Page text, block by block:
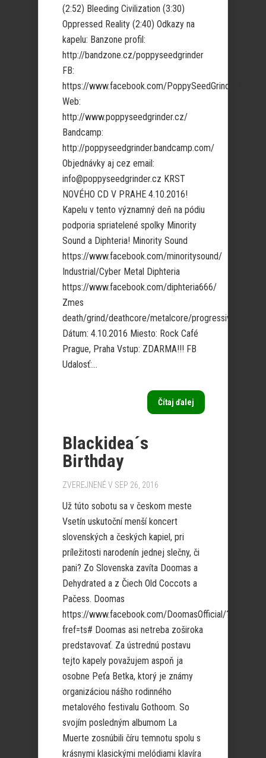
(2:52) Bleeding Civilization (3:30)
Oppressed Reality (2:40) Odkazy na
kapelu: Banzone profil:
http://bandzone.cz/poppyseedgrinder
FB:
https://www.facebook.com/PoppySeedGrinder/
Web:
http://www.poppyseedgrinder.cz/
Bandcamp:
http://poppyseedgrinder.bandcamp.com/
Objednávky aj cez email:
info@poppyseedgrinder.cz KRST
NOVÉHO CD V PRAHE 4.10.2016!
Kapelu v tento významný deň na pódiu
podporia spriatelené spolky Minority
Sound a Diphteria! Minority Sound
https://www.facebook.com/minoritysound/
Industrial/Cyber Metal Diphteria
https://www.facebook.com/diphteria666/
Zmes
death/grind/deathcore/metalcore/progressive
Dátum: 4.10.2016 Miesto: Rock Café
Prague, Praha Vstup: ZDARMA!!! FB
Udalosť:...
Čítaj ďalej
Blackidea´s
Birthday
ZVEREJNENÉ V SEP 26, 2016
Už túto sobotu sa v českom meste
Vsetín uskutoční menší koncert
slovenských a českých kapiel, pri
príležitosti narodenín jednej slečny, či
pani? Zo Slovenska zavíta Doomas a
Dehydrated a z Čiech Old Coccots a
Pačess. Doomas
https://www.facebook.com/DoomasOfficial/?
fref=ts# Doomas asi netreba zoširoka
predstavovať. Za ústrednú postavu
tejto kapely považujem aspoň ja
osobne Peťa Betka, ktorý je známy
organizáciou nášho rodinného
metalového festivalu Gothoom. So
svojím posledným albumom La
Muerte zosnúbili číru temnotu spolu s
krásnymi klasickými melódiami klavíra